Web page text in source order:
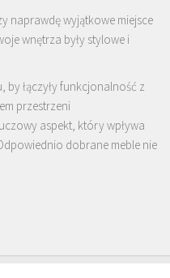
naprawdę wyjątkowe miejsce
wnętrza były stylowe i
łączyły funkcjonalność z
przestrzeni
aspekt, który wpływa
dobrane meble nie